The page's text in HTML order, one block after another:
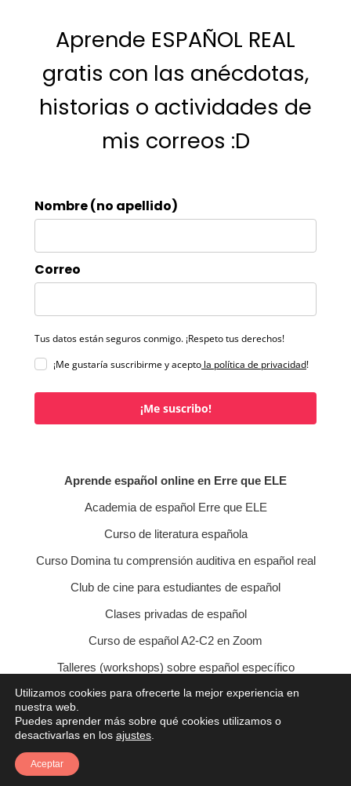
Aprende ESPAÑOL REAL
gratis con las anécdotas,
historias o actividades de
mis correos :D
Nombre (no apellido)
Correo
Tus datos están seguros conmigo. ¡Respeto tus derechos!
¡Me gustaría suscribirme y acepto la política de privacidad!
¡Me suscribo!
Aprende español online en Erre que ELE
Academia de español Erre que ELE
Curso de literatura española
Curso Domina tu comprensión auditiva en español real
Club de cine para estudiantes de español
Clases privadas de español
Curso de español A2-C2 en Zoom
Talleres (workshops) sobre español específico
Curso de conversación veraniego
Política de privacidad
Política de cookies
Condiciones de contratación
Utilizamos cookies para ofrecerte la mejor experiencia en
nuestra web.
Puedes aprender más sobre qué cookies utilizamos o
desactivarlas en los ajustes
Aceptar